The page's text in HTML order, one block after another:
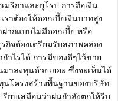
ริกาและยุโรป การถือเงิน
าต้องให้ดอกเบี้ยเงินบาทสูง
ฝากแบบไม่มีดอกเบี้ย หรือ
กิจต้องเตรียมรับสภาพคล่อง
ำไรได้ การมีของดีๆไว้ขาย
าลงทุนด้วยเยอะ ซึ่งจะเห็นได้
นโครงสร้างพื้นฐานของบริษัท
ยบเสมือนว่าฝนกำลังตกให้รีบ